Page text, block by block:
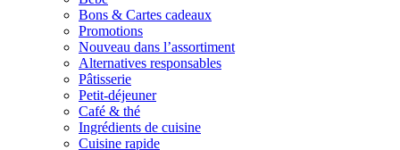
Bons & Cartes cadeaux
Promotions
Nouveau dans l’assortiment
Alternatives responsables
Pâtisserie
Petit-déjeuner
Café & thé
Ingrédients de cuisine
Cuisine rapide